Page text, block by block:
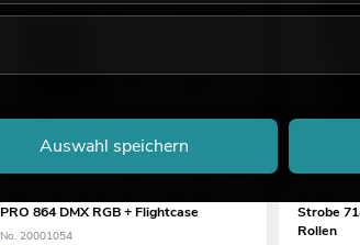
PRO 864 DMX RGB + Flightcase
No. 20001054
Strobe
Rollen
Auswahl speichern